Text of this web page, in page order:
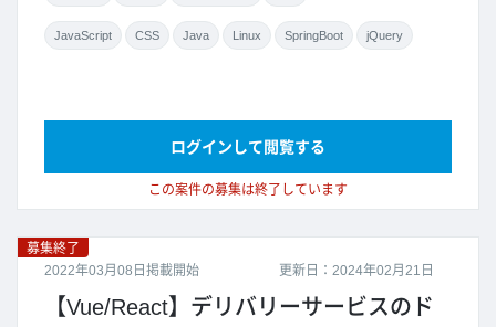
JavaScript CSS Java Linux SpringBoot jQuery
この案件の募集は終了しています
ログインして閲覧する
更新日：2024年02月21日
募集終了
2022年03月08日掲載開始
【Vue/React】デリバリーサービスのド